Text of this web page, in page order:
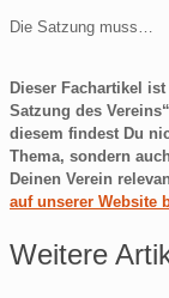
Die Satzung muss…
Dieser Fachartikel
Satzung des
diesem findest Du
Thema, sondern
Deinen Verein
auf unserer Website
Weitere